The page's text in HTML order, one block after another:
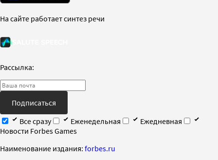
На сайте работает синтез речи
Рассылка:
Подписаться
Все сразу
Еженедельная
Ежедневная
Новости Forbes Games
Наименование издания: forbes.ru